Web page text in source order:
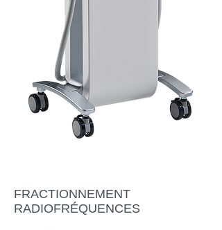
FRACTIONNEMENT
RADIOFRÉQUENCES